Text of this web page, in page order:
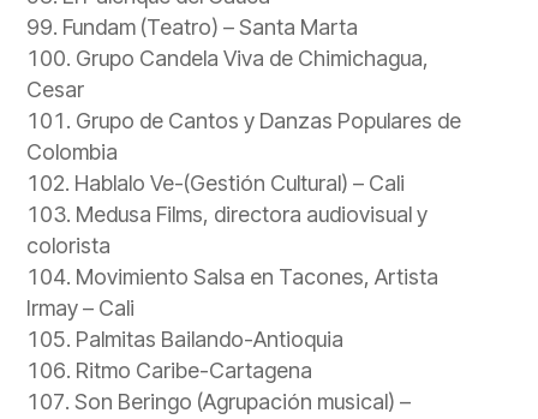
Fundam (Teatro) – Santa Marta
Grupo Candela Viva de Chimichagua,
Cesar
Grupo de Cantos y Danzas Populares de
Colombia
Hablalo Ve-(Gestión Cultural) – Cali
Medusa Films, directora audiovisual y
colorista
Movimiento Salsa en Tacones, Artista
Irmay – Cali
Palmitas Bailando-Antioquia
Ritmo Caribe-Cartagena
Son Beringo (Agrupación musical) –